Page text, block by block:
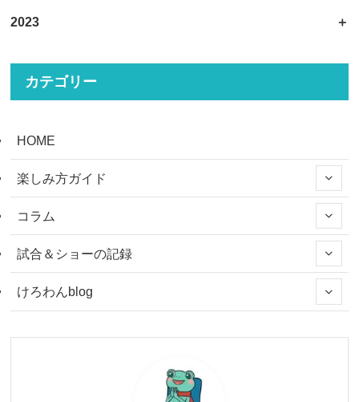
2023
カテゴリー
HOME
楽しみ方ガイド
コラム
試合＆ショーの記録
けろわんblog